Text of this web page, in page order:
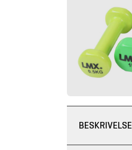
BESKRIVELSE